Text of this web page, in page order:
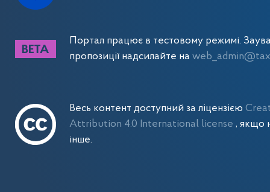
Портал працює в тестовому режимі.
пропозиції надсилайте на
Весь контент доступний за ліцензією
Attribution 4.0 International license , якщо
інше.